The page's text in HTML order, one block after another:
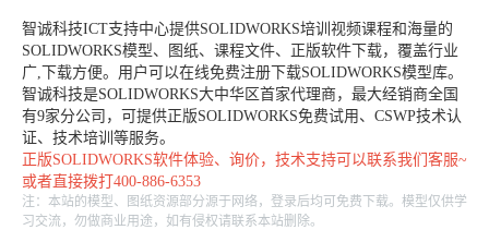
智诚科技ICT支持中心提供SOLIDWORKS培训视频课程和海量的
SOLIDWORKS模型、图纸、课程文件、正版软件下载，覆盖行业
广,下载方便。用户可以在线免费注册下载SOLIDWORKS模型库。
智诚科技是SOLIDWORKS大中华区首家代理商，最大经销商全国
有9家分公司，可提供正版SOLIDWORKS免费试用、CSWP技术认
证、技术培训等服务。
正版SOLIDWORKS软件体验、询价，技术支持可以联系我们客服~
或者直接拨打400-886-6353
注：本站的模型、图纸资源部分源于网络，登录后均可免费下载。模型仅供学
习交流，勿做商业用途，如有侵权请联系本站删除。